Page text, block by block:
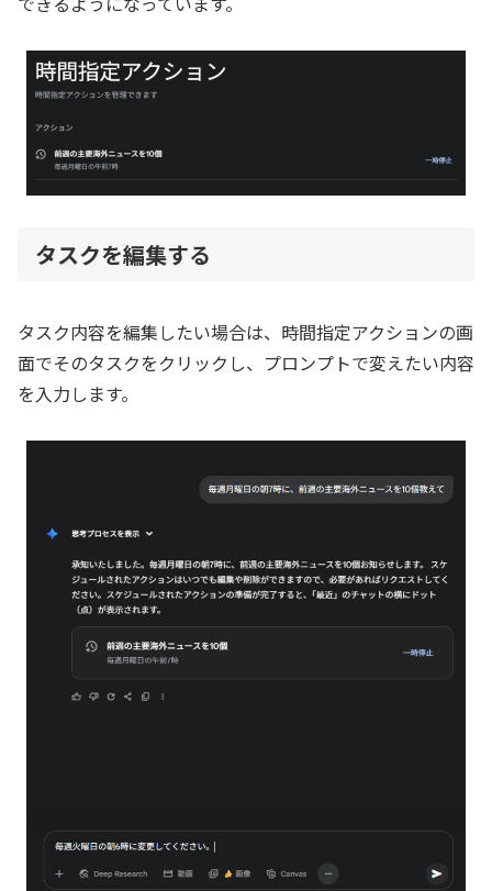
タスクを編集する
タスク内容を編集したい場合は、時間指定アクションの画
面でそのタスクをクリックし、プロンプトで変えたい内容
を入力します。